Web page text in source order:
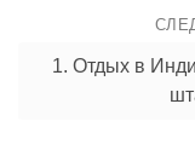
1. Отдых в